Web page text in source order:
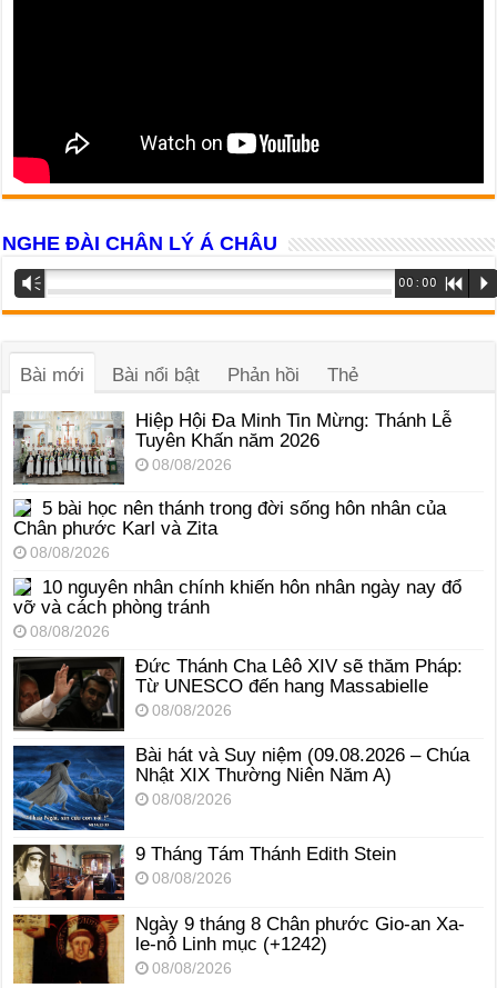
NGHE ĐÀI CHÂN LÝ Á CHÂU
Trình
phát
âm
Vm 00:00 R P
Bài mới Bài nổi bật Phản hồi Thẻ
Hiệp Hội Đa Minh Tin Mừng: Thánh Lễ
Tuyên Khấn năm 2026
08/08/2026
5 bài học nên thánh trong đời sống hôn nhân của
Chân phước Karl và Zita
08/08/2026
10 nguyên nhân chính khiến hôn nhân ngày nay đổ
vỡ và cách phòng tránh
08/08/2026
Đức Thánh Cha Lêô XIV sẽ thăm Pháp:
Từ UNESCO đến hang Massabielle
08/08/2026
Bài hát và Suy niệm (09.08.2026 – Chúa
Nhật XIX Thường Niên Năm A)
08/08/2026
9 Tháng Tám Thánh Edith Stein
08/08/2026
Ngày 9 tháng 8 Chân phước Gio-an Xa-
le-nô Linh mục (+1242)
08/08/2026